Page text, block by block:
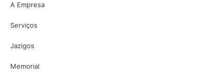
A Empresa
Serviços
Jazigos
Memorial